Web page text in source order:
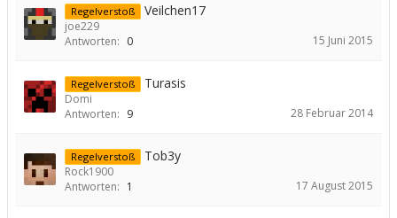
Regelverstoß Veilchen17
joe229
Antworten: 0 15 Juni 2015
Regelverstoß Turasis
Domi
Antworten: 9 28 Februar 2014
Regelverstoß Tob3y
Rock1900
Antworten: 1 17 August 2015